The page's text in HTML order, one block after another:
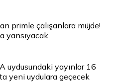
primle çalışanlara müjde!
yansıyacak
uydusundaki yayınlar 16
yeni uydulara geçecek